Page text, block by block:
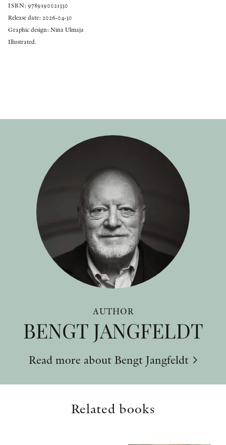
ISBN: 9789190021330
Release date: 2026-04-30
Graphic design: Nina Ulmaja
Illustrated.
AUTHOR
BENGT JANGFELDT
Read more about Bengt Jangfeldt
Related books